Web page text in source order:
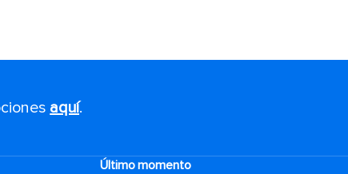
aquí.
Último momento